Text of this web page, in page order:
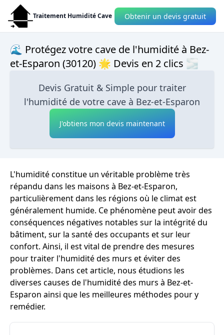
Traitement Humidité Cave Obtenir un devis gratuit
🌊 Protégez votre cave de l'humidité à Bez-
et-Esparon (30120) 🌟 Devis en 2 clics 🌫
Devis Gratuit & Simple pour traiter
l'humidité de votre cave à Bez-et-Esparon
J'obtiens mon devis maintenant
L'humidité constitue un véritable problème très
répandu dans les maisons à Bez-et-Esparon,
particulièrement dans les régions où le climat est
généralement humide. Ce phénomène peut avoir des
conséquences négatives notables sur la intégrité du
bâtiment, sur la santé des occupants et sur leur
confort. Ainsi, il est vital de prendre des mesures
pour traiter l'humidité des murs et éviter des
problèmes. Dans cet article, nous étudions les
diverses causes de l'humidité des murs à Bez-et-
Esparon ainsi que les meilleures méthodes pour y
remédier.